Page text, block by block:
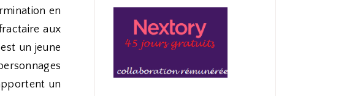
en
aux
un jeune
un